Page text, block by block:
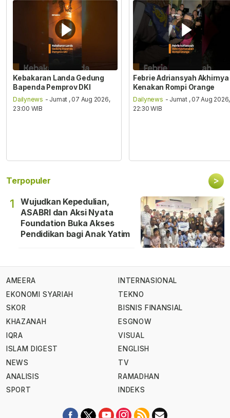
Kebakaran Landa Gedung
Bapenda Pemprov DKI
Dailynews - Jumat , 07 Aug 2026,
23:00 WIB
Febrie Adriansyah Akhirnya
Kenakan Rompi Orange
Dailynews - Jumat , 07 Aug 2026,
22:30 WIB
Terpopuler >
1
Wujudkan Kepedulian,
ASABRI dan Aksi Nyata
Foundation Buka Akses
Pendidikan bagi Anak Yatim
AMEERA
EKONOMI SYARIAH
SKOR
KHAZANAH
IQRA
ISLAM DIGEST
NEWS
ANALISIS
SPORT
INTERNASIONAL
TEKNO
BISNIS FINANSIAL
ESGNOW
VISUAL
ENGLISH
TV
RAMADHAN
INDEKS